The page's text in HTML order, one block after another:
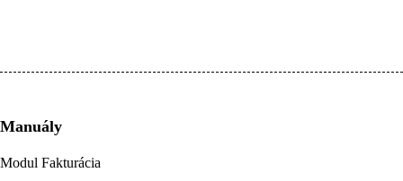
Manuály
Modul Fakturácia